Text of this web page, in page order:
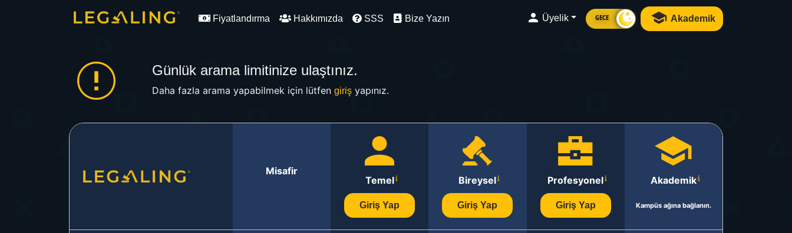
Fiyatlandırma Hakkımızda SSS Bize Yazın Üyelik GECE Akademik
Günlük arama limitinize ulaştınız.
Daha fazla arama yapabilmek için lütfen girişyapınız.
Misafir
Temel
Giriş Yap
Bireysel
Giriş Yap
Profesyonel
Giriş Yap
Akademik
Kampüs ağına bağlanın.